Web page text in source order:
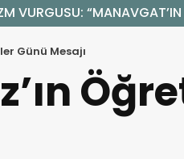
Günü Mesajı